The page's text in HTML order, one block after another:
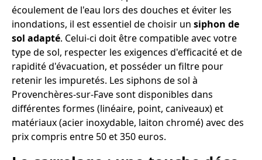
écoulement de l'eau lors des douches et éviter les
inondations, il est essentiel de choisir un siphon de
sol adapté. Celui-ci doit être compatible avec votre
type de sol, respecter les exigences d'efficacité et de
rapidité d'évacuation, et posséder un filtre pour
retenir les impuretés. Les siphons de sol à
Provenchères-sur-Fave sont disponibles dans
différentes formes (linéaire, point, caniveaux) et
matériaux (acier inoxydable, laiton chromé) avec des
prix compris entre 50 et 350 euros.